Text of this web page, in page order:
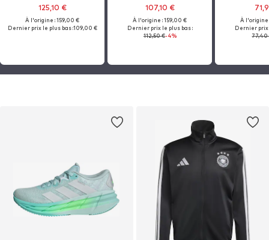
125,10 €
À l'origine : 159,00 €
Dernier prix le plus bas :109,00 €
107,10 €
À l'origine : 159,00 €
Dernier prix le plus bas :
112,50 €-4%
À l'origine
Dernier prix
77,40